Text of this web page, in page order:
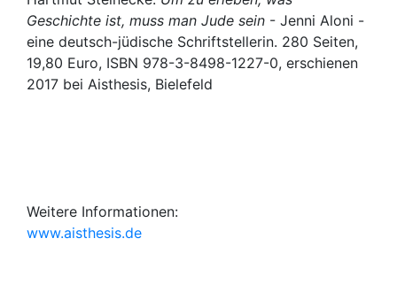
Geschichte ist, muss man Jude sein - Jenni Aloni -
eine deutsch-jüdische Schriftstellerin. 280 Seiten,
19,80 Euro, ISBN 978-3-8498-1227-0, erschienen
2017 bei Aisthesis, Bielefeld
Weitere Informationen:
www.aisthesis.de